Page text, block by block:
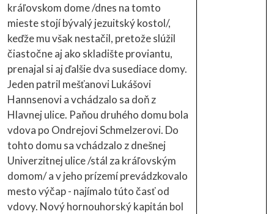
kráľovskom dome /dnes na tomto
mieste stojí bývalý jezuitský kostol/,
keďže mu však nestačil, pretože slúžil
čiastočne aj ako skladište proviantu,
prenajal si aj ďalšie dva susediace domy.
Jeden patril mešťanovi Lukášovi
Hannsenovi a vchádzalo sa doň z
Hlavnej ulice. Paňou druhého domu bola
vdova po Ondrejovi Schmelzerovi. Do
tohto domu sa vchádzalo z dnešnej
Univerzitnej ulice /stál za kráľovským
domom/ a v jeho prízemí prevádzkovalo
mesto výčap - najímalo túto časť od
vdovy. Nový hornouhorský kapitán bol